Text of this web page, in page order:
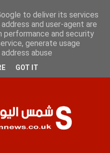
الجمعة 7 أغسطس 2026
الصفحات
to deliver its services
and user-agent are
performance and security
generate usage
abuse.
GOT IT